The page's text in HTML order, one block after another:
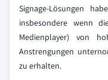
Signage-Lösungen
insbesondere wenn
Medienplayer) von
Anstrengungen
zu erhalten.